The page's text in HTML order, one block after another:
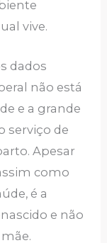
vive.
dados
não está
e a grande
serviço de
Apesar
como
é a
e não